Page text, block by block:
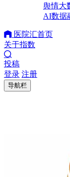
舆情大
AI数据
医院汇首页
关于指数
投稿
登录 注册
导航栏